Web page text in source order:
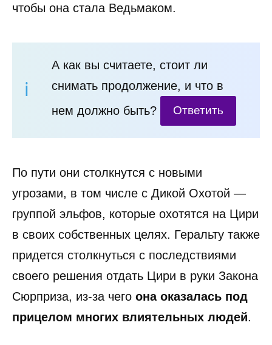
чтобы она стала Ведьмаком.
А как вы считаете, стоит ли
снимать продолжение, и что в
нем должно быть?
Ответить
По пути они столкнутся с новыми
угрозами, в том числе с Дикой Охотой —
группой эльфов, которые охотятся на Цири
в своих собственных целях. Геральту также
придется столкнуться с последствиями
своего решения отдать Цири в руки Закона
Сюрприза, из-за чего она оказалась под
прицелом многих влиятельных людей.